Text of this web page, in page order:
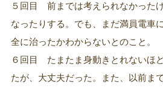
５回目 前までは考えられなかった
なったりする。でも、まだ満員電車
全に治ったかわからないとのこと。
６回目 たまたま身動きとれないほ
たが、大丈夫だった。また、以前ま